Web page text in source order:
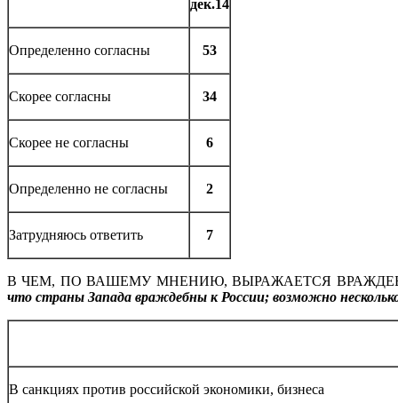
дек.14
Определенно согласны 53
Скорее согласны 34
Скорее не согласны 6
Определенно не согласны 2
Затрудняюсь ответить 7
В ЧЕМ, ПО ВАШЕМУ МНЕНИЮ, ВЫРАЖАЕТСЯ
что страны Запада враждебны к России; возможно
В санкциях против российской экономики, бизнеса